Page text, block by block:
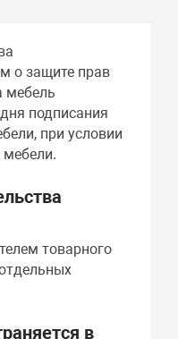
о защите прав
мебель
подписания
при условии
мебели.
товарного
в